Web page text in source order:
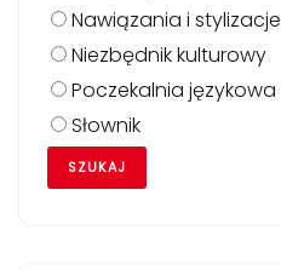
Nawiązania i stylizacje
Niezbędnik kulturowy
Poczekalnia językowa
Słownik